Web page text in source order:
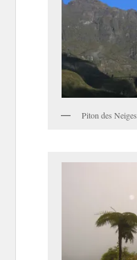
Piton des Neiges